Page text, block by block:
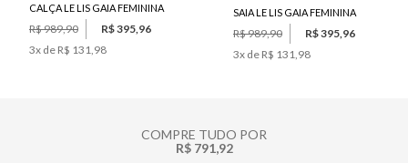
CALÇA LE LIS GAIA FEMININA
R$ 989,90
R$ 395,96
3x de R$ 131,98
SAIA LE LIS GAIA FEMININA
R$ 989,90
R$ 395,96
3x de R$ 131,98
COMPRE TUDO POR
R$ 791,92